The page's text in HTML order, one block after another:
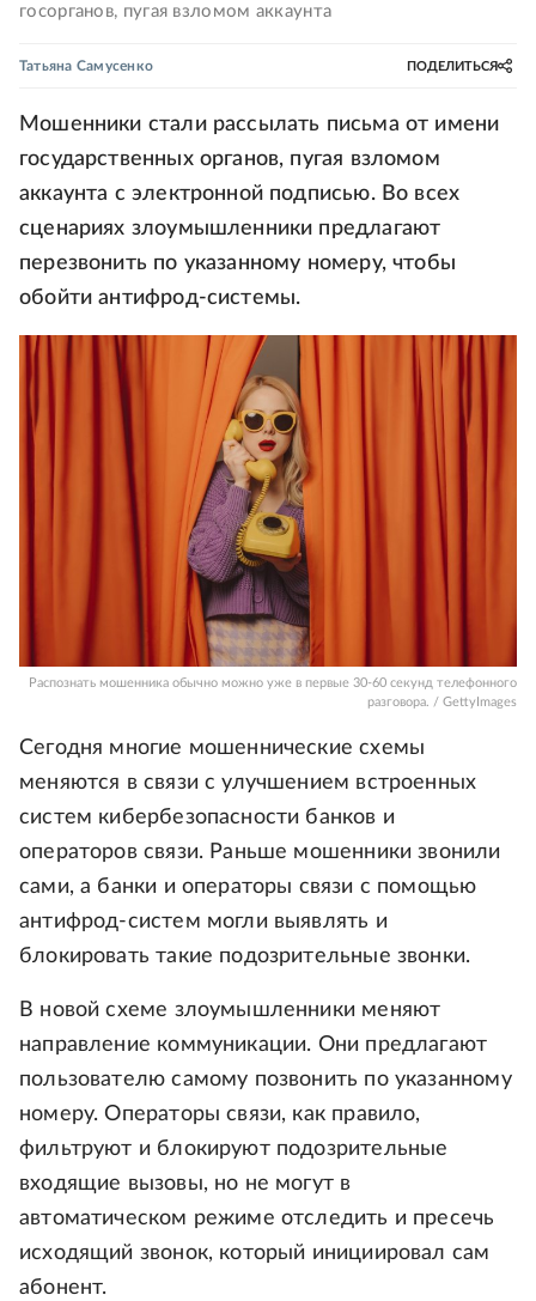
госорганов, пугая взломом аккаунта
Татьяна Самусенко ПОДЕЛИТЬСЯ
Мошенники стали рассылать письма от имени
государственных органов, пугая взломом
аккаунта с электронной подписью. Во всех
сценариях злоумышленники предлагают
перезвонить по указанному номеру, чтобы
обойти антифрод-системы.
Распознать мошенника обычно можно уже в первые 30-60 секунд телефонного
разговора. / GettyImages
Сегодня многие мошеннические схемы
меняются в связи с улучшением встроенных
систем кибербезопасности банков и
операторов связи. Раньше мошенники звонили
сами, а банки и операторы связи с помощью
антифрод-систем могли выявлять и
блокировать такие подозрительные звонки.
В новой схеме злоумышленники меняют
направление коммуникации. Они предлагают
пользователю самому позвонить по указанному
номеру. Операторы связи, как правило,
фильтруют и блокируют подозрительные
входящие вызовы, но не могут в
автоматическом режиме отследить и пресечь
исходящий звонок, который инициировал сам
абонент.